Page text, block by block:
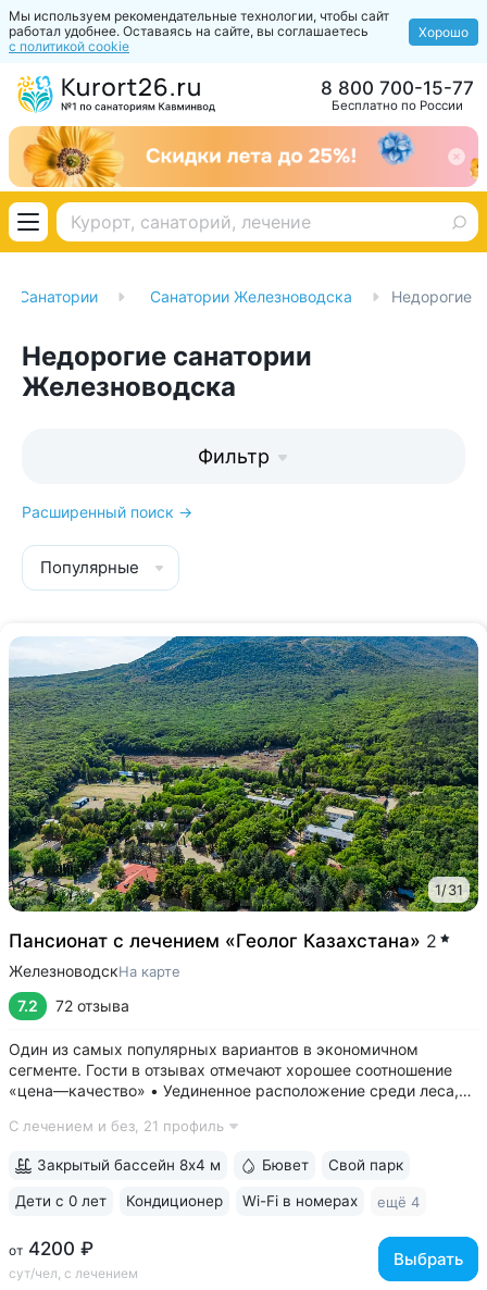
Мы используем рекомендательные технологии, чтобы сайт
работал удобнее. Оставаясь на сайте, вы соглашаетесь
с политикой cookie
Хорошо
Бесплатно по России
8 800 700-15-77
Санатории Санатории Железноводска Недорогие
Недорогие санатории
Железноводска
Фильтр
Расширенный поиск →
Популярные
1/31
Пансионат с лечением «Геолог Казахстана» 2
ЖелезноводскНа карте
7.2 72 отзыва
Один из самых популярных вариантов в экономичном
сегменте. Гости в отзывах отмечают хорошее соотношение
«цена—качество» • Уединенное расположение среди леса,
заповедника 6 га с цветущими деревьями, беседками,
С лечением и без, 21 профиль
от 4200 ₽
сут/чел, с лечением
Выбрать
Закрытый бассейн 8х4 м Бювет Свой парк
Дети с 0 лет Кондиционер Wi-Fi в номерах ещё 4